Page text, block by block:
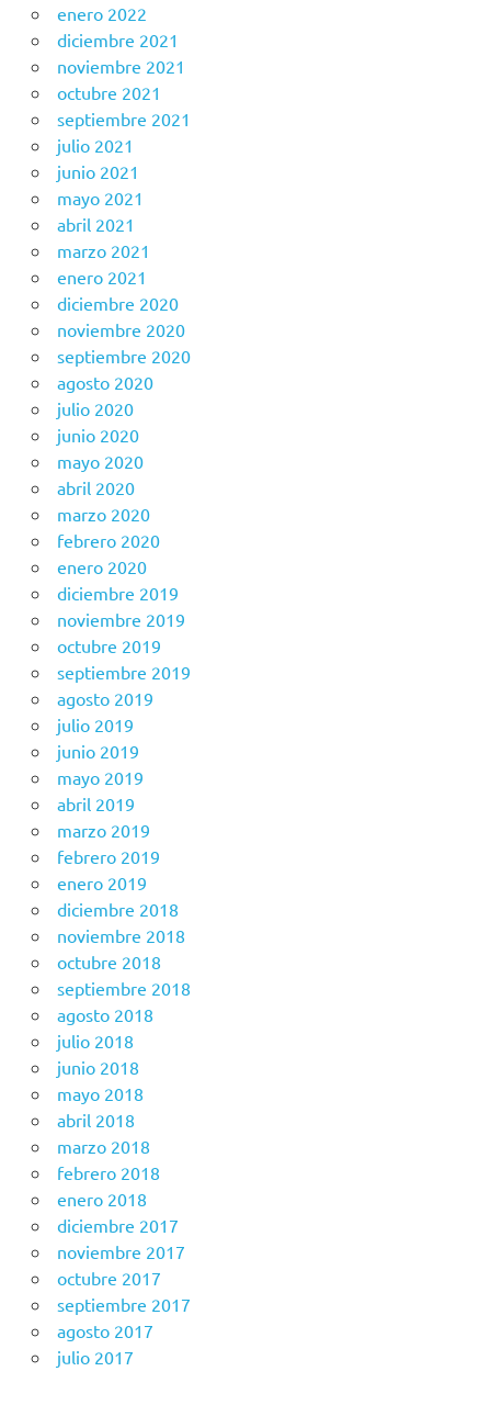
enero 2022
diciembre 2021
noviembre 2021
octubre 2021
septiembre 2021
julio 2021
junio 2021
mayo 2021
abril 2021
marzo 2021
enero 2021
diciembre 2020
noviembre 2020
septiembre 2020
agosto 2020
julio 2020
junio 2020
mayo 2020
abril 2020
marzo 2020
febrero 2020
enero 2020
diciembre 2019
noviembre 2019
octubre 2019
septiembre 2019
agosto 2019
julio 2019
junio 2019
mayo 2019
abril 2019
marzo 2019
febrero 2019
enero 2019
diciembre 2018
noviembre 2018
octubre 2018
septiembre 2018
agosto 2018
julio 2018
junio 2018
mayo 2018
abril 2018
marzo 2018
febrero 2018
enero 2018
diciembre 2017
noviembre 2017
octubre 2017
septiembre 2017
agosto 2017
julio 2017